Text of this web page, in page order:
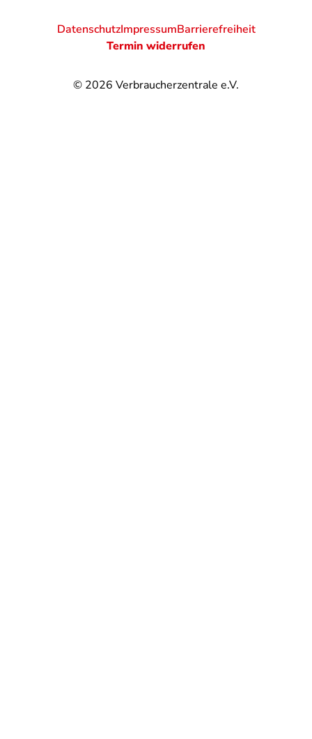
© 2026 Verbraucherzentrale e.V.
DatenschutzImpressumBarrierefreiheit
Termin widerrufen